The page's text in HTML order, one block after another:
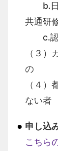
b.日
共通研
c.認
（３）
の
（４
ない者
申し込
こちら